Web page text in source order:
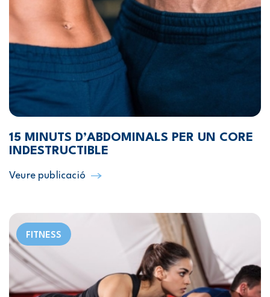
15 MINUTS D’ABDOMINALS PER UN CORE
INDESTRUCTIBLE
Veure publicació
FITNESS